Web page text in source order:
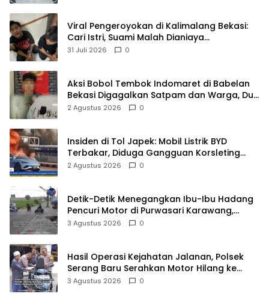
Viral Pengeroyokan di Kalimalang Bekasi:
Cari Istri, Suami Malah Dianiaya
Sekelompok Pria
31 Juli 2026 0
Aksi Bobol Tembok Indomaret di Babelan
Bekasi Digagalkan Satpam dan Warga, Dua
Pelaku Diamankan
2 Agustus 2026 0
Insiden di Tol Japek: Mobil Listrik BYD
Terbakar, Diduga Gangguan Korsleting
Listrik
2 Agustus 2026 0
Detik-Detik Menegangkan Ibu-Ibu Hadang
Pencuri Motor di Purwasari Karawang,
Pelaku Lolos di Tengah Keramaian!
3 Agustus 2026 0
Hasil Operasi Kejahatan Jalanan, Polsek
Serang Baru Serahkan Motor Hilang ke
Pemilik
3 Agustus 2026 0